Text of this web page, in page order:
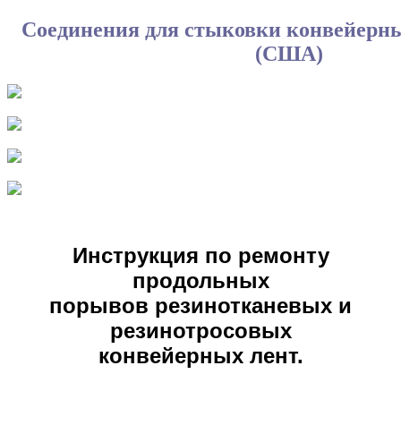
Соединения для стыковки
(США)
Инструкция по ремонту
продольных
порывов резинотканевых и
резинотросовых
конвейерных лент.